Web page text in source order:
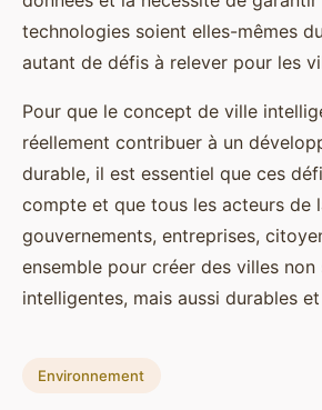
technologies soient elles-mêmes
autant de défis à relever pour les
Pour que le concept de ville
réellement contribuer à un
durable, il est essentiel que ces
compte et que tous les acteurs de
gouvernements, entreprises,
ensemble pour créer des villes non
intelligentes, mais aussi durables
Environnement